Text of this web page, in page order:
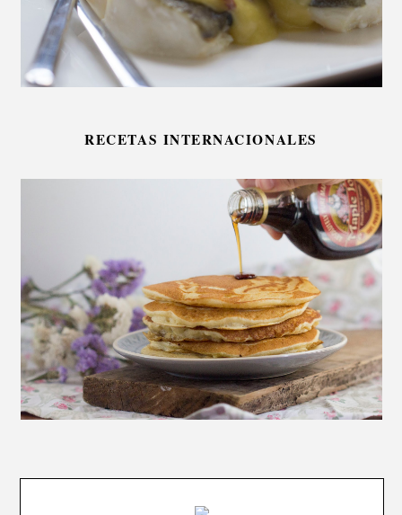
RECETAS INTERNACIONALES